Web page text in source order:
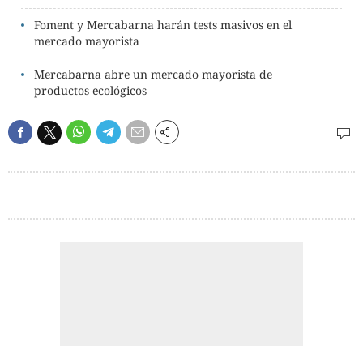
Foment y Mercabarna harán tests masivos en el
mercado mayorista
Mercabarna abre un mercado mayorista de
productos ecológicos